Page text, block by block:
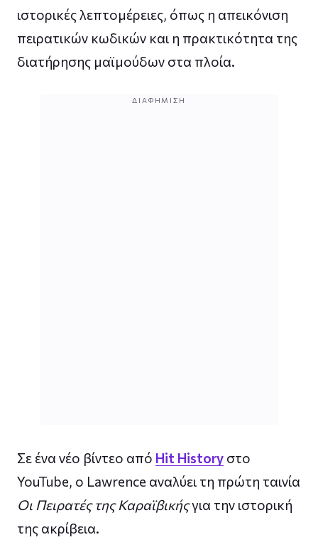
ιστορικές λεπτομέρειες, όπως η απεικόνιση
πειρατικών κωδικών και η πρακτικότητα της
διατήρησης μαϊμούδων στα πλοία.
ΔΙΑΦΉΜΙΣΗ
Σε ένα νέο βίντεο από Hit History στο
YouTube, ο Lawrence αναλύει τη πρώτη ταινία
Οι Πειρατές της Καραϊβικήςγια την ιστορική
της ακρίβεια.